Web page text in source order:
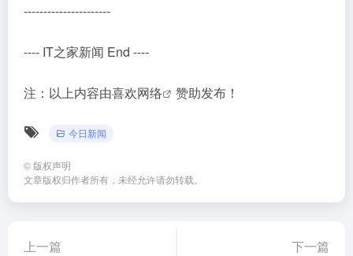
----------------------
---- IT之家新闻 End ----
注：以上内容由喜欢网络 赞助发布！
今日新闻
© 版权声明
文章版权归作者所有，未经允许请勿转载。
上一篇 下一篇